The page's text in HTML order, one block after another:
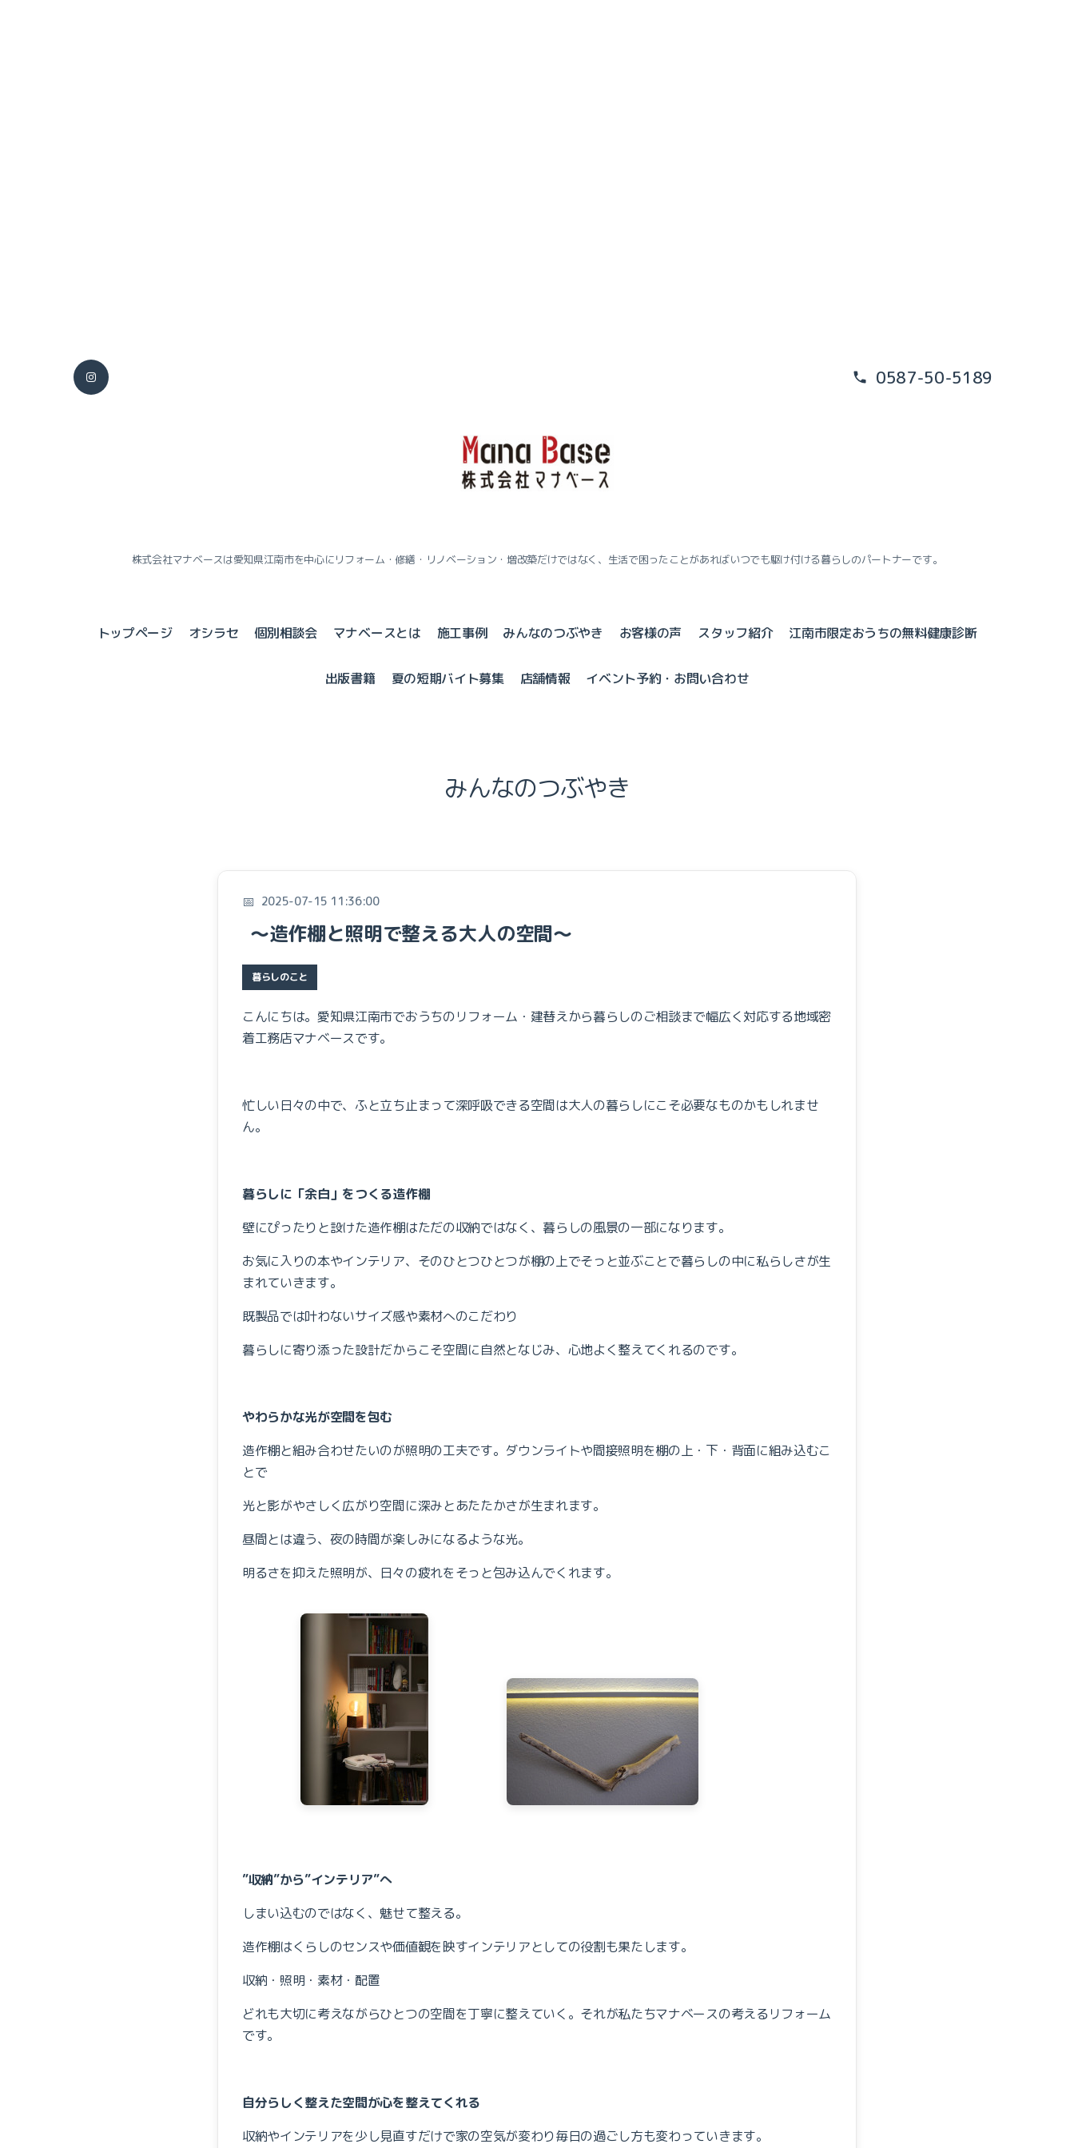
0587-50-5189
株式会社マナベースは愛知県江南市を中心にリフォーム・修繕・リノベーション・増改築だけではなく、生活で困ったことがあればいつでも駆け付ける暮らしのパートナーです。
トップページ オシラセ 個別相談会 マナベースとは 施工事例 みんなのつぶやき お客様の声 スタッフ紹介 江南市限定おうちの無料健康診断
出版書籍 夏の短期バイト募集 店舗情報 イベント予約・お問い合わせ
みんなのつぶやき
2025-07-15 11:36:00
～造作棚と照明で整える大人の空間～
暮らしのこと
こんにちは。愛知県江南市でおうちのリフォーム・建替えから暮らしのご相談まで幅広く対応する地域密
着工務店マナベースです。
忙しい日々の中で、ふと立ち止まって深呼吸できる空間は大人の暮らしにこそ必要なものかもしれませ
ん。
暮らしに「余白」をつくる造作棚
壁にぴったりと設けた造作棚はただの収納ではなく、暮らしの風景の一部になります。
お気に入りの本やインテリア、そのひとつひとつが棚の上でそっと並ぶことで暮らしの中に私らしさが生
まれていきます。
既製品では叶わないサイズ感や素材へのこだわり
暮らしに寄り添った設計だからこそ空間に自然となじみ、心地よく整えてくれるのです。
やわらかな光が空間を包む
造作棚と組み合わせたいのが照明の工夫です。ダウンライトや間接照明を棚の上・下・背面に組み込むこ
とで
光と影がやさしく広がり空間に深みとあたたかさが生まれます。
昼間とは違う、夜の時間が楽しみになるような光。
明るさを抑えた照明が、日々の疲れをそっと包み込んでくれます。
”収納”から”インテリア”へ
しまい込むのではなく、魅せて整える。
造作棚はくらしのセンスや価値観を映すインテリアとしての役割も果たします。
収納・照明・素材・配置
どれも大切に考えながらひとつの空間を丁寧に整えていく。それが私たちマナベースの考えるリフォーム
です。
自分らしく整えた空間が心を整えてくれる
収納やインテリアを少し見直すだけで家の空気が変わり毎日の過ごし方も変わっていきます。